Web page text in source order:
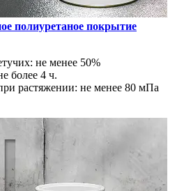
полиуретаное покрытие
не менее 50%
более 4 ч.
растяжении: не менее 80 мПа